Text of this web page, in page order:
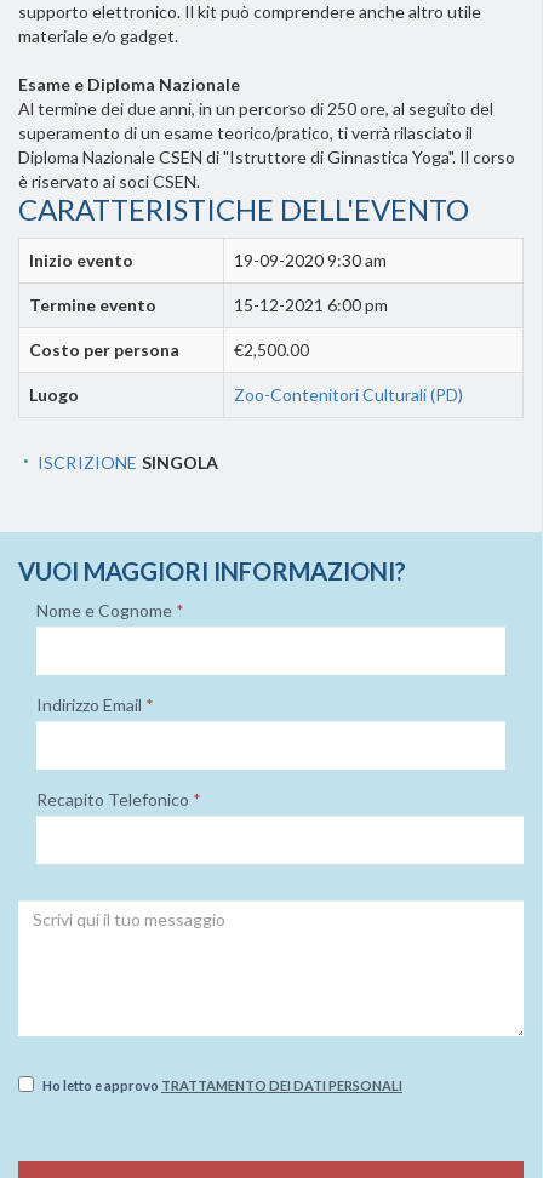
supporto elettronico. Il kit può comprendere anche altro utile
materiale e/o gadget.
Esame e Diploma Nazionale
Al termine dei due anni, in un percorso di 250 ore, al seguito del
superamento di un esame teorico/pratico, ti verrà rilasciato il
Diploma Nazionale CSEN di "Istruttore di Ginnastica Yoga". Il corso
è riservato ai soci CSEN.
CARATTERISTICHE DELL'EVENTO
Inizio evento 19-09-2020 9:30 am
Termine evento 15-12-2021 6:00 pm
Costo per persona €2,500.00
Luogo Zoo-Contenitori Culturali (PD)
ISCRIZIONE SINGOLA
VUOI MAGGIORI INFORMAZIONI?
Nome e Cognome *
Indirizzo Email *
Recapito Telefonico *
Ho letto e approvo TRATTAMENTO DEI DATI PERSONALI